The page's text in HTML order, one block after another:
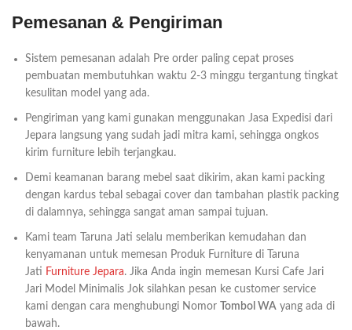
Pemesanan & Pengiriman
Sistem pemesanan adalah Pre order paling cepat proses
pembuatan membutuhkan waktu 2-3 minggu tergantung tingkat
kesulitan model yang ada.
Pengiriman yang kami gunakan menggunakan Jasa Expedisi dari
Jepara langsung yang sudah jadi mitra kami, sehingga ongkos
kirim furniture lebih terjangkau.
Demi keamanan barang mebel saat dikirim, akan kami packing
dengan kardus tebal sebagai cover dan tambahan plastik packing
di dalamnya, sehingga sangat aman sampai tujuan.
Kami team Taruna Jati selalu memberikan kemudahan dan
kenyamanan untuk memesan Produk Furniture di Taruna
Jati Furniture Jepara. Jika Anda ingin memesan Kursi Cafe Jari
Jari Model Minimalis Jok silahkan pesan ke customer service
kami dengan cara menghubungi Nomor Tombol WA yang ada di
bawah.